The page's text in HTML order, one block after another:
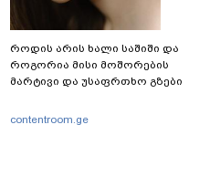
როდის არის ხალი საშიში და
როგორია მისი მოშორების
მარტივი და უსაფრთხო გზები
contentroom.ge